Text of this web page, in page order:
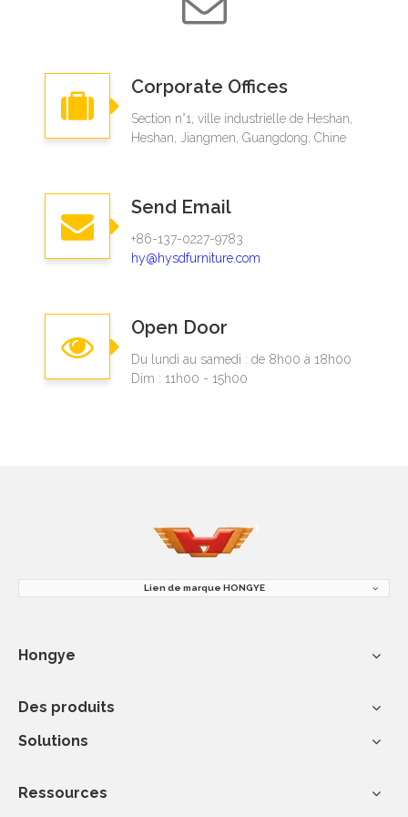
Corporate Offices
Section n°1, ville industrielle de Heshan,
Heshan, Jiangmen, Guangdong, Chine
Send Email
+86-137-0227-9783​​​​​​​
hy@hysdfurniture.com
Open Door
Du lundi au samedi : de 8h00 à 18h00
Dim : 11h00 - 15h00
Lien de marque HONGYE
Hongye
Des produits
Solutions
Ressources